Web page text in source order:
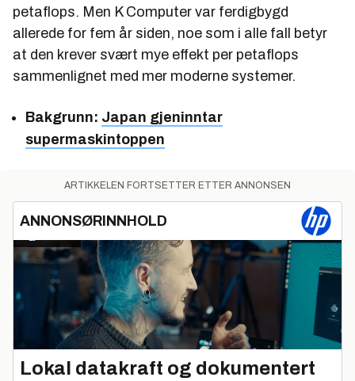
petaflops. Men K Computer var ferdigbygd
allerede for fem år siden, noe som i alle fall betyr
at den krever svært mye effekt per petaflops
sammenlignet med mer moderne systemer.
Bakgrunn: Japan gjeninntar
supermaskintoppen
ARTIKKELEN FORTSETTER ETTER ANNONSEN
ANNONSØRINNHOLD
Lokal datakraft og dokumentert